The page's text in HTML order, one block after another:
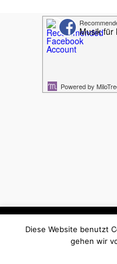
einverstanden bist. Du
Diese Website benutzt
gehen wir